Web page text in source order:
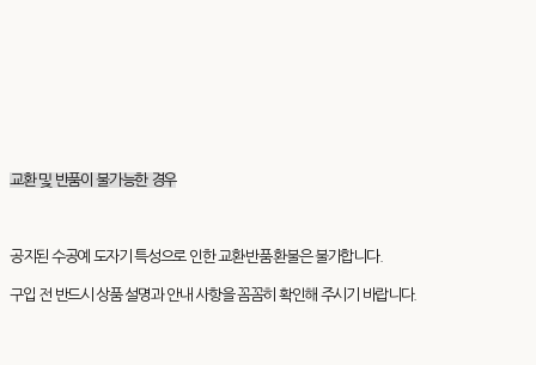
교환 및 반품이 불가능한 경우
공지된 수공예 도자기 특성으로 인한 교환·반품·환불은 불가합니다.
구입 전 반드시 상품 설명과 안내 사항을 꼼꼼히 확인해 주시기 바랍니다.